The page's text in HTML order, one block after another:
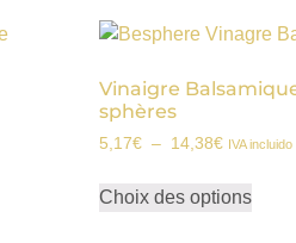
Vinaigre
sphères
5,17€ – 14,38€ IVA incluido
Choix des options